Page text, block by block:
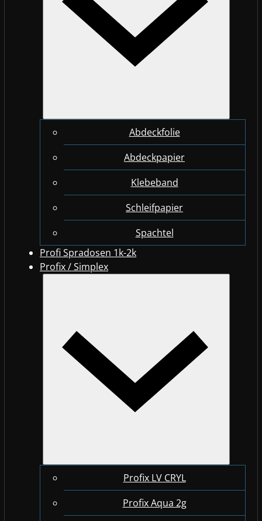
Abdeckfolie
Abdeckpapier
Klebeband
Schleifpapier
Spachtel
Profi Spradosen 1k-2k
Profix / Simplex
Profix LV CRYL
Profix Aqua 2g